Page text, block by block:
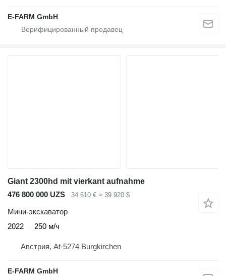
E-FARM GmbH
Giant 2300hd mit vierkant aufnahme
476 800 000 UZS
34 610 € ≈ 39 920 $
Мини-экскаватор
2022
250 м/ч
Австрия, At-5274 Burgkirchen
E-FARM GmbH